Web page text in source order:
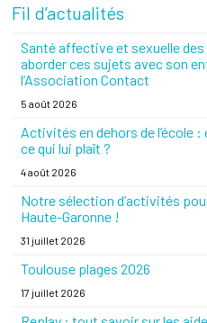
Fil d’actualités
Santé affective et sexuelle
aborder ces sujets avec son
l’Association Contact
5 août 2026
Activités en dehors de l’école
ce qui lui plaît ?
4 août 2026
Notre sélection d’activités
Haute-Garonne !
31 juillet 2026
Toulouse plages 2026
17 juillet 2026